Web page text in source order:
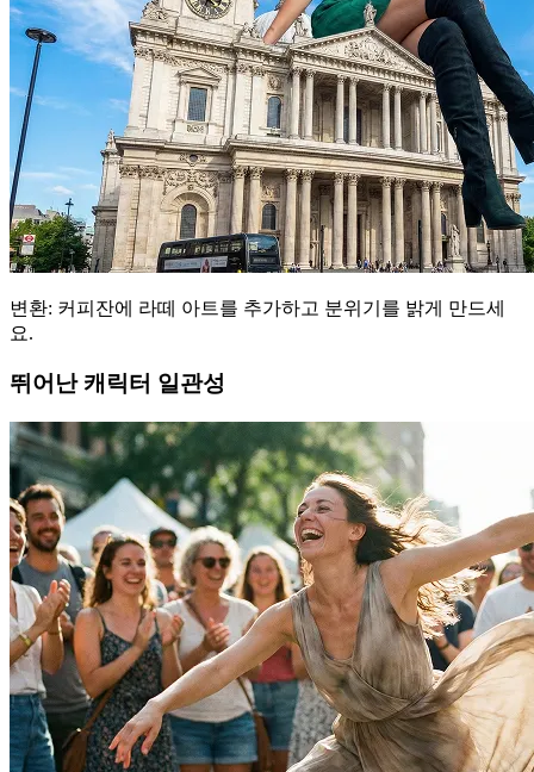
변환: 커피잔에 라떼 아트를 추가하고 분위기를 밝게 만드세
요.
뛰어난 캐릭터 일관성